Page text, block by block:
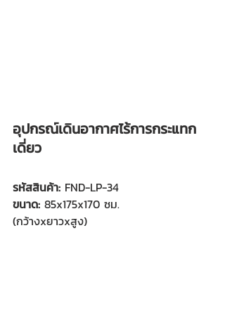
อุปกรณ์เดินอากาศไร้การกระแทก
เดี่ยว
รหัสสินค้า: FND-LP-34
ขนาด: 85x175x170 ซม.
(กว้างxยาวxสูง)